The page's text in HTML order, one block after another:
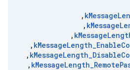
kMessage
,
kMessage
,
kMessage
,
kMessageLength_Enable
,
kMessageLength_Disable
,
kMessageLength_Remote
,